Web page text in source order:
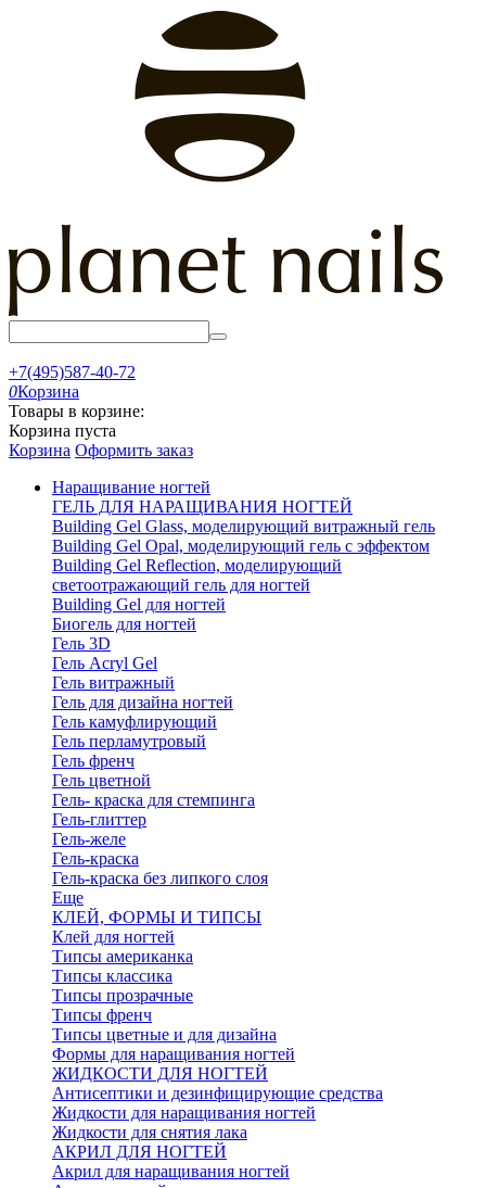
+7(495)587-40-72
0Корзина
Товары в корзине:
Корзина пуста
Корзина Оформить заказ
Наращивание ногтей
ГЕЛЬ ДЛЯ НАРАЩИВАНИЯ НОГТЕЙ
Building Gel Glass, моделирующий витражный гель
Building Gel Opal, моделирующий гель с эффектом
Building Gel Reflection, моделирующий
светоотражающий гель для ногтей
Building Gel для ногтей
Биогель для ногтей
Гель 3D
Гель Acryl Gel
Гель витражный
Гель для дизайна ногтей
Гель камуфлирующий
Гель перламутровый
Гель френч
Гель цветной
Гель- краска для стемпинга
Гель-глиттер
Гель-желе
Гель-краска
Гель-краска без липкого слоя
Еще
КЛЕЙ, ФОРМЫ И ТИПСЫ
Клей для ногтей
Типсы американка
Типсы классика
Типсы прозрачные
Типсы френч
Типсы цветные и для дизайна
Формы для наращивания ногтей
ЖИДКОСТИ ДЛЯ НОГТЕЙ
Антисептики и дезинфицирующие средства
Жидкости для наращивания ногтей
Жидкости для снятия лака
АКРИЛ ДЛЯ НОГТЕЙ
Акрил для наращивания ногтей